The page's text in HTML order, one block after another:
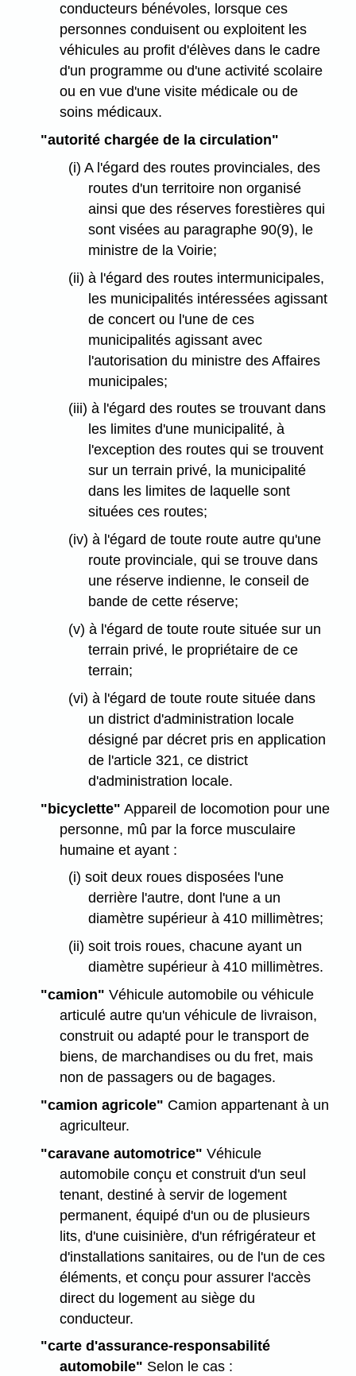
conducteurs bénévoles, lorsque ces
personnes conduisent ou exploitent les
véhicules au profit d'élèves dans le cadre
d'un programme ou d'une activité scolaire
ou en vue d'une visite médicale ou de
soins médicaux.
"autorité chargée de la circulation"
(i) A l'égard des routes provinciales, des
routes d'un territoire non organisé
ainsi que des réserves forestières qui
sont visées au paragraphe 90(9), le
ministre de la Voirie;
(ii) à l'égard des routes intermunicipales,
les municipalités intéressées agissant
de concert ou l'une de ces
municipalités agissant avec
l'autorisation du ministre des Affaires
municipales;
(iii) à l'égard des routes se trouvant dans
les limites d'une municipalité, à
l'exception des routes qui se trouvent
sur un terrain privé, la municipalité
dans les limites de laquelle sont
situées ces routes;
(iv) à l'égard de toute route autre qu'une
route provinciale, qui se trouve dans
une réserve indienne, le conseil de
bande de cette réserve;
(v) à l'égard de toute route située sur un
terrain privé, le propriétaire de ce
terrain;
(vi) à l'égard de toute route située dans
un district d'administration locale
désigné par décret pris en application
de l'article 321, ce district
d'administration locale.
"bicyclette" Appareil de locomotion pour une
personne, mû par la force musculaire
humaine et ayant :
(i) soit deux roues disposées l'une
derrière l'autre, dont l'une a un
diamètre supérieur à 410 millimètres;
(ii) soit trois roues, chacune ayant un
diamètre supérieur à 410 millimètres.
"camion" Véhicule automobile ou véhicule
articulé autre qu'un véhicule de livraison,
construit ou adapté pour le transport de
biens, de marchandises ou du fret, mais
non de passagers ou de bagages.
"camion agricole" Camion appartenant à un
agriculteur.
"caravane automotrice" Véhicule
automobile conçu et construit d'un seul
tenant, destiné à servir de logement
permanent, équipé d'un ou de plusieurs
lits, d'une cuisinière, d'un réfrigérateur et
d'installations sanitaires, ou de l'un de ces
éléments, et conçu pour assurer l'accès
direct du logement au siège du
conducteur.
"carte d'assurance-responsabilité
automobile" Selon le cas :